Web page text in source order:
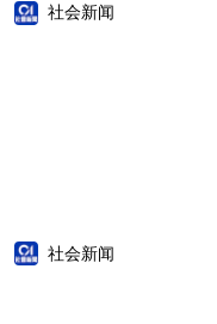
社会新闻
社会新闻